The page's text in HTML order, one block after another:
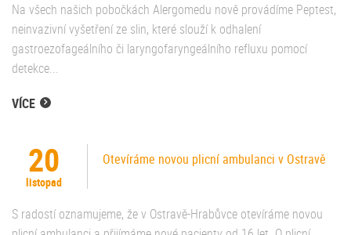
Na všech našich pobočkách Alergomedu nově provádíme Peptest,
neinvazivní vyšetření ze slin, které slouží k odhalení
gastroezofageálního či laryngofaryngeálního refluxu pomocí
detekce...
VÍCE
20
listopad
Otevíráme novou plicní ambulanci v Ostravě
S radostí oznamujeme, že v Ostravě-Hrabůvce otevíráme novou